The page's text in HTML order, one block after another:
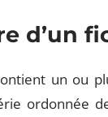
d’un
un ou
ordonnée